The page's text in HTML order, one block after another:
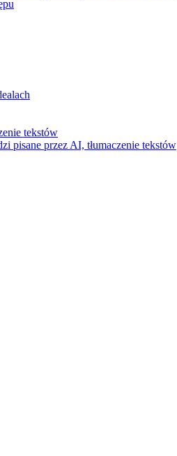
tekstów
pisane przez AI, tłumaczenie tekstów